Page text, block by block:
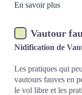
En savoir plus
Vautour
Nidification de
Les pratiques qui
vautours fauves en
le vol libre et les